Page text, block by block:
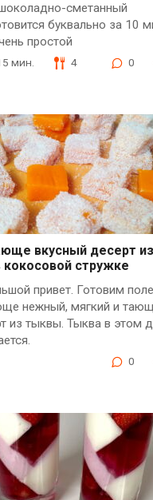
сметанный
буквально за 10
простой
мин. 4 0
вкусный десерт из
стружке
привет. Готовим
нежный, мягкий и
из тыквы. Тыква в этом
0